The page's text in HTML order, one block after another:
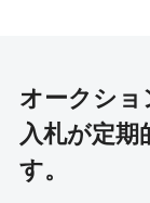
オークショ
入札が定
す。